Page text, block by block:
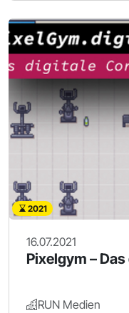
2021
16.07.2021
Pixelgym –
RUN Medien